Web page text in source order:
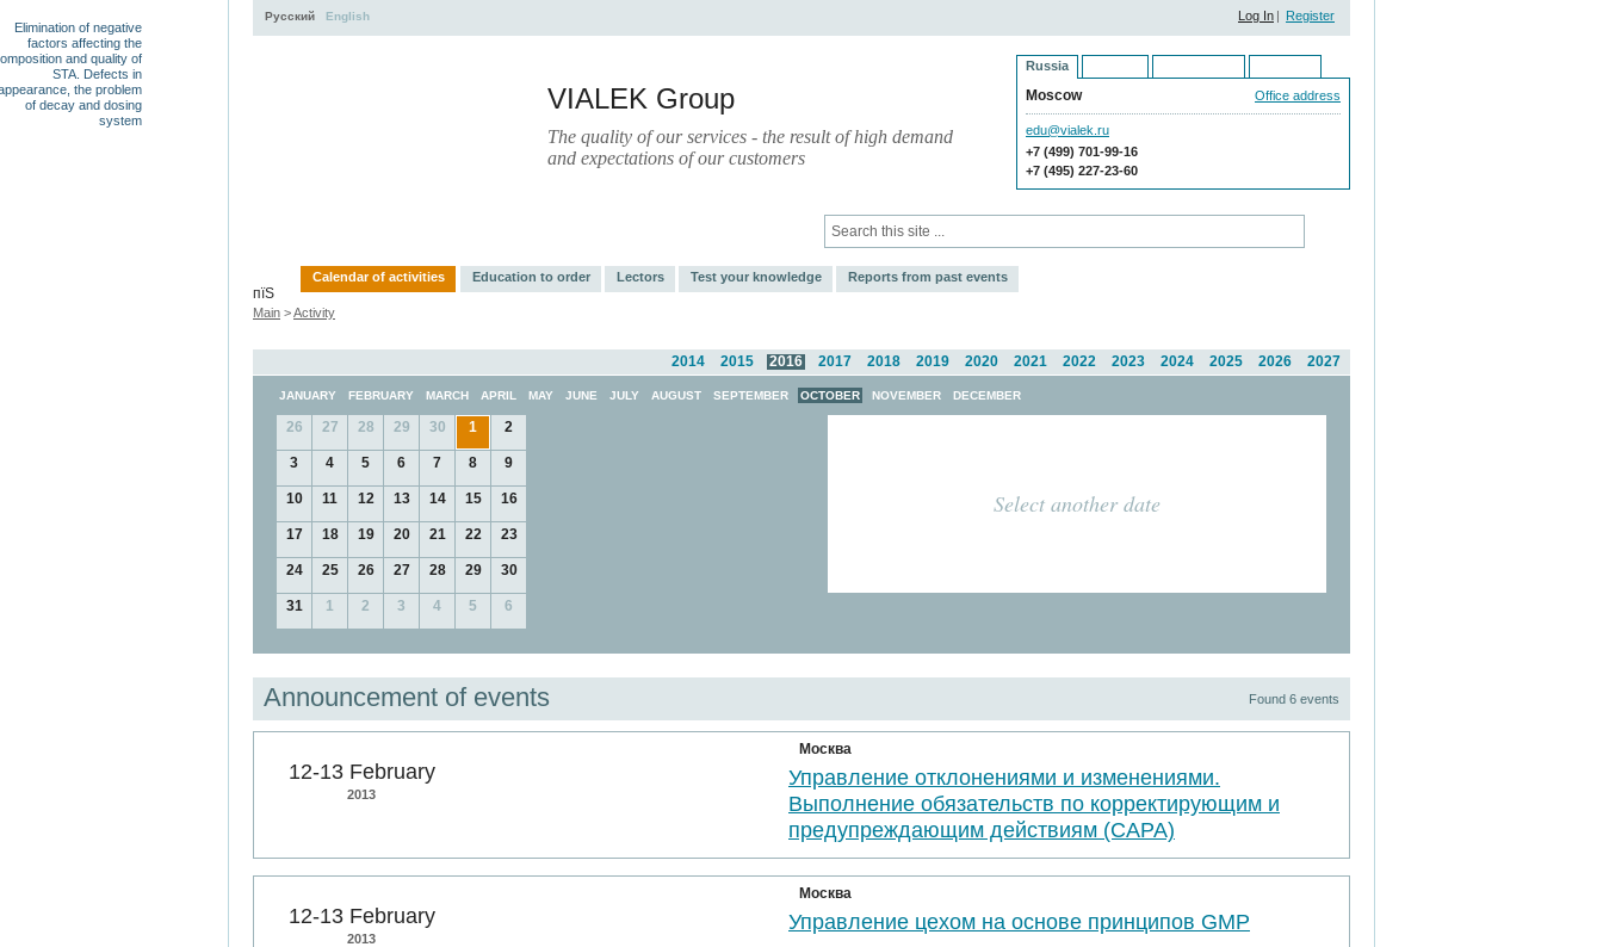
VIALEK Group
The quality of our services - the result of high demand
and expectations of our customers
Русский English Log In | Register
Russia
Moscow Office address
edu@vialek.ru
+7 (499) 701-99-16
+7 (495) 227-23-60
Elimination of negative
factors affecting the
and quality of
STA. Defects in
the problem
of decay and dosing
system
пїЅ
Calendar of activities Education to order Lectors Test your knowledge Reports from past events
Main >Activity
2027
2026
2025
2024
2023
2022
2021
2020
2019
2018
2017
2016
2015
2014
JANUARY FEBRUARY MARCH APRIL MAY JUNE JULY AUGUST SEPTEMBER OCTOBER NOVEMBER DECEMBER
26 27 28 29 30 1 2
3 4 5 6 7 8 9
10 11 12 13 14 15 16
17 18 19 20 21 22 23
24 25 26 27 28 29 30
31 1 2 3 4 5 6
Select another date
Announcement of events Found 6 events
12-13 February
2013
Москва
Управление отклонениями и изменениями.
Выполнение обязательств по корректирующим и
предупреждающим действиям (САРА)
12-13 February
2013
Москва
Управление цехом на основе принципов GMP